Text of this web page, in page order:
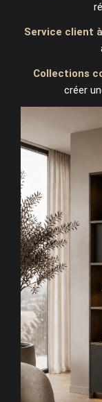
Service client
Collections
créer